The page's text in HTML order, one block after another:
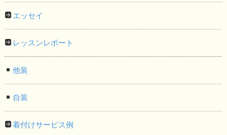
エッセイ
レッスンレポート
他装
自装
着付けサービス例